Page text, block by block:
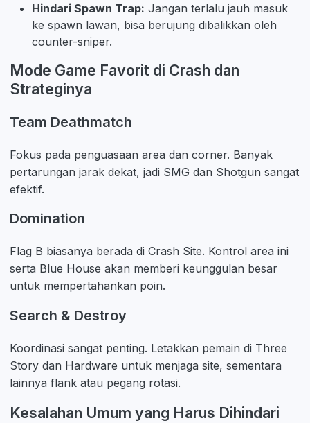
Hindari Spawn Trap: Jangan terlalu jauh masuk
ke spawn lawan, bisa berujung dibalikkan oleh
counter-sniper.
Mode Game Favorit di Crash dan
Strateginya
Team Deathmatch
Fokus pada penguasaan area dan corner. Banyak
pertarungan jarak dekat, jadi SMG dan Shotgun sangat
efektif.
Domination
Flag B biasanya berada di Crash Site. Kontrol area ini
serta Blue House akan memberi keunggulan besar
untuk mempertahankan poin.
Search & Destroy
Koordinasi sangat penting. Letakkan pemain di Three
Story dan Hardware untuk menjaga site, sementara
lainnya flank atau pegang rotasi.
Kesalahan Umum yang Harus Dihindari